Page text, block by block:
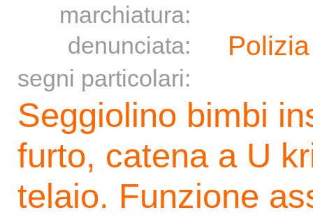
marchiatura:
denunciata:
segni particolari:
Seggiolino bimbi
furto, catena a U
telaio. Funzione